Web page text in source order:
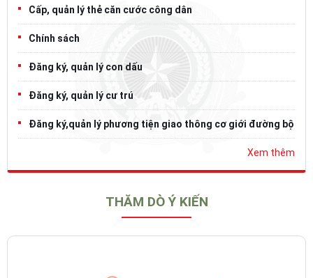
Cấp, quản lý thẻ căn cước công dân
Chính sách
Đăng ký, quản lý con dấu
Đăng ký, quản lý cư trú
Đăng ký,quản lý phương tiện giao thông cơ giới đường bộ
Xem thêm
THĂM DÒ Ý KIẾN